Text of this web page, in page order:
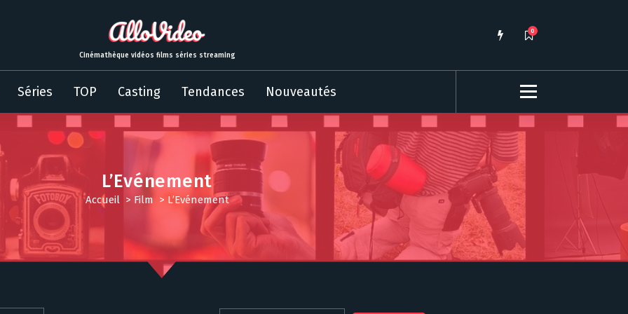
Cinémathèque vidéos films séries streaming
0
Séries TOP Casting Tendances Nouveautés
L’Evénement
Accueil > Film > L’Evénement